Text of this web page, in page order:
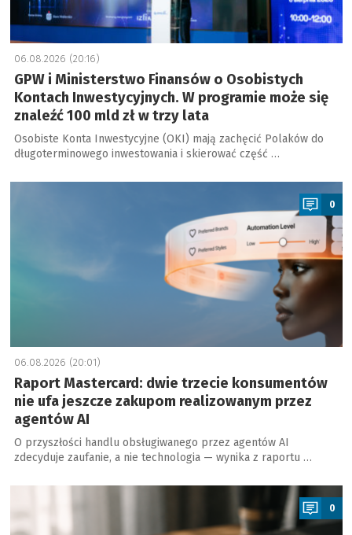
06.08.2026 (20:16)
GPW i Ministerstwo Finansów o Osobistych
Kontach Inwestycyjnych. W programie może się
znaleźć 100 mld zł w trzy lata
Osobiste Konta Inwestycyjne (OKI) mają zachęcić Polaków do
długoterminowego inwestowania i skierować część …
a
0
06.08.2026 (20:01)
Raport Mastercard: dwie trzecie konsumentów
nie ufa jeszcze zakupom realizowanym przez
agentów AI
O przyszłości handlu obsługiwanego przez agentów AI
zdecyduje zaufanie, a nie technologia — wynika z raportu …
a
0